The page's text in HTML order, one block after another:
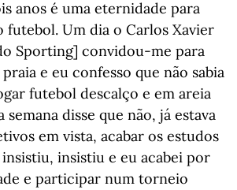
anos é uma eternidade para
futebol. Um dia o Carlos Xavier
Sporting] convidou-me para
e eu confesso que não sabia
futebol descalço e em areia
disse que não, já estava
em vista, acabar os estudos
insistiu, insistiu e eu acabei por
e participar num torneio